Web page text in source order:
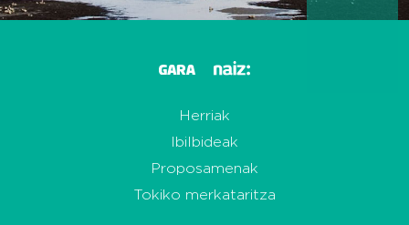
Herriak
Ibilbideak
Proposamenak
Tokiko merkataritza